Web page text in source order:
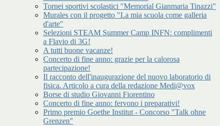
Tornei sportivi scolastici "Memorial Gianmaria Tinazzi"
Murales con il progetto "La mia scuola come galleria
d'arte"
Selezioni STEAM Summer Camp INFN: complimenti
a Flavio di 3G!
A tutti buone vacanze!
Concerto di fine anno: grazie per la calorosa
partecipazione!
Il racconto dell'inaugurazione del nuovo laboratorio di
fisica. Articolo a cura della redazione Medi@vox
Borse di studio Giovanni Fiorentino
Concerto di fine anno: fervono i preparativi!
Primo premio Goethe Institut - Concorso "Talk ohne
Grenzen"